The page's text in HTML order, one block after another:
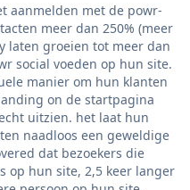
aanmelden met de powr-
meer dan 250% (meer
laten groeien tot meer dan
social voeden op hun site.
manier om hun klanten
on de startpagina
uitzien. het laat hun
naadloos een geweldige
dat bezoekers die
op hun site, 2,5 keer langer